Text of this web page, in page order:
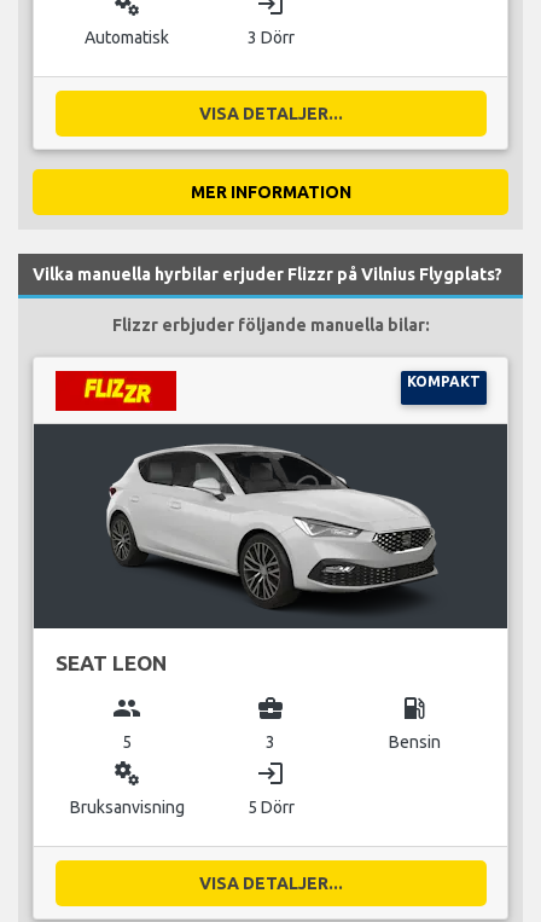
Automatisk 3 Dörr
VISA DETALJER...
MER INFORMATION
Vilka manuella hyrbilar erjuder Flizzr på Vilnius Flygplats?
Flizzr erbjuder följande manuella bilar:
KOMPAKT
SEAT LEON
group
5
business_center
3
local_gas_station
Bensin
miscellaneous_services
Bruksanvisning
login
5 Dörr
VISA DETALJER...